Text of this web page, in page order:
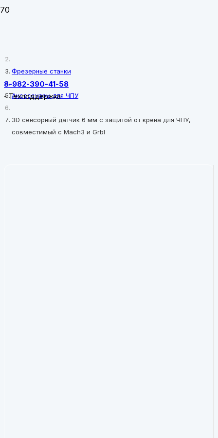
8-982-390-41-58
-Техподдержка
Фрезерные станки
Аксессуары для ЧПУ
3D сенсорный датчик 6 мм с защитой от крена для ЧПУ,
совместимый с Mach3 и Grbl